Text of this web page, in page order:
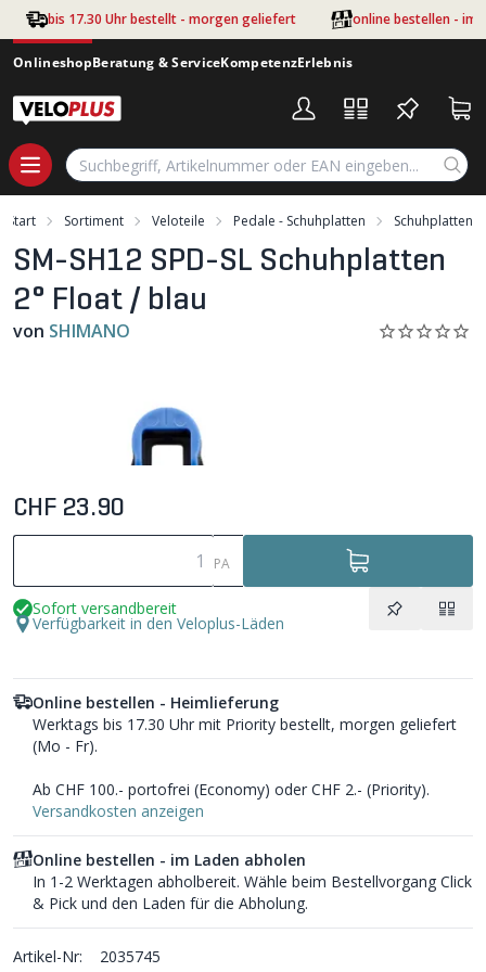
Zum Hauptinhalt springen
bis 17.30 Uhr bestellt - morgen geliefert online bestellen - im
OnlineshopBeratung & ServiceKompetenzErlebnis
Start Sortiment Veloteile Pedale - Schuhplatten Schuhplatten
SM-SH12 SPD-SL Schuhplatten
2° Float / blau
von SHIMANO
CHF 23.90
PA
Sofort versandbereit
Verfügbarkeit in den Veloplus-Läden
Online bestellen - Heimlieferung
Werktags bis 17.30 Uhr mit Priority bestellt, morgen geliefert
(Mo - Fr).
Ab CHF 100.- portofrei (Economy) oder CHF 2.- (Priority).
Versandkosten anzeigen
Online bestellen - im Laden abholen
In 1-2 Werktagen abholbereit. Wähle beim Bestellvorgang Click
& Pick und den Laden für die Abholung.
Artikel-Nr: 2035745